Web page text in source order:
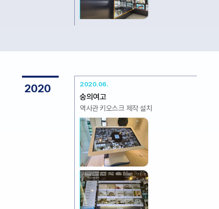
2020 2020.06.
숭의여고
역사관 키오스크 제작 설치